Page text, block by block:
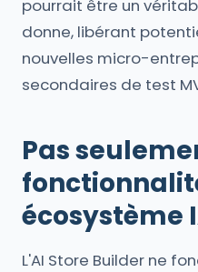
pourrait être un
donne, libérant
nouvelles micro-
secondaires de test
Pas
écosystème
L'AI Store Builder ne